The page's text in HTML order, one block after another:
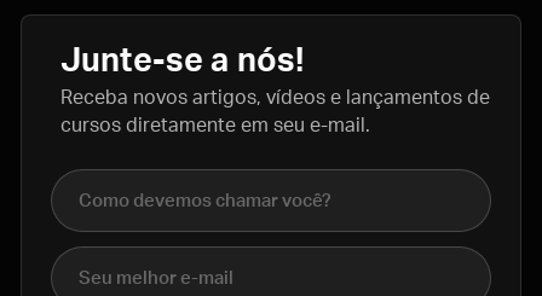
Junte-se a nós!
Receba novos artigos, vídeos e lançamentos de
cursos diretamente em seu e-mail.
Nome completo
E-mail